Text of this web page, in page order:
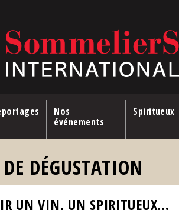
Nos
événements
Spiritueux
DÉGUSTATION
UN VIN, UN SPIRITUEUX...